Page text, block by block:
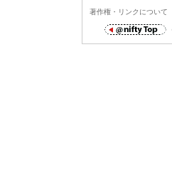
著作権・リンクについて